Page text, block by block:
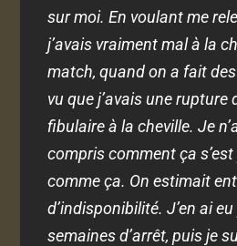
sur moi. En voulant me
j’avais vraiment mal à la
match, quand on a fait
vu que j’avais une
fibulaire à la cheville. Je
compris comment ça s’est
comme ça. On estimait
d’indisponibilité. J’en ai
semaines d’arrêt, puis je